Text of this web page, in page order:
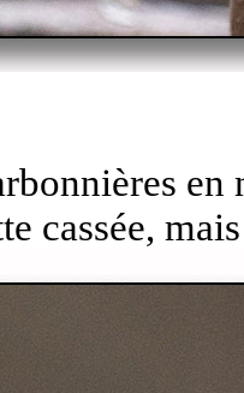
cassée,